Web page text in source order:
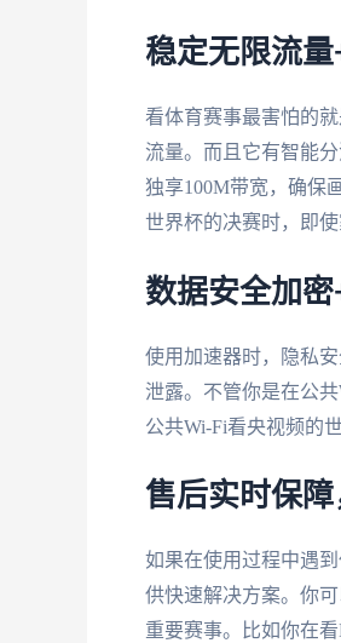
稳定无限流
看体育赛事最害怕的
流量。而且它有智能
独享100M带宽，确保
世界杯的决赛时，即
数据安全加
使用加速器时，隐私安
泄露。不管你是在公
公共Wi-Fi看央视频的
售后实时保
如果在使用过程中遇
供快速解决方案。你
重要赛事。比如你在